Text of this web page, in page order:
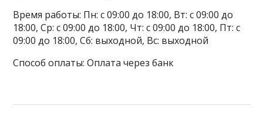
Время работы: Пн: с 09:00 до 18:00, Вт: с 09:00 до
18:00, Ср: с 09:00 до 18:00, Чт: с 09:00 до 18:00, Пт: с
09:00 до 18:00, Сб: выходной, Вс: выходной
Способ оплаты: Оплата через банк